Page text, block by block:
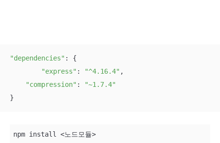
"dependencies" : {
"express" : "^4.16.4" ,
"compression" :
"~1.7.4"
}
npm install <노드모듈>